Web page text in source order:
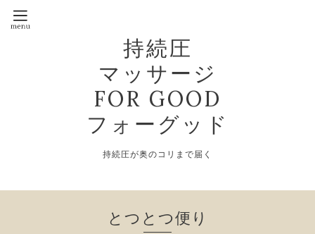
持続圧
マッサージ
FOR GOOD
フォーグッド
持続圧が奥のコリまで届く
とつとつ便り